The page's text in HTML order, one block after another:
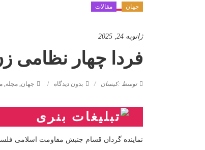
جهان مقالات
ژانویه 24, 2025
فردا چهار نظامی
توسط :کیسان بدون دیدگاه جهان, مجله,
نماینده گردان قسام جنبش مقاومت اسلامی